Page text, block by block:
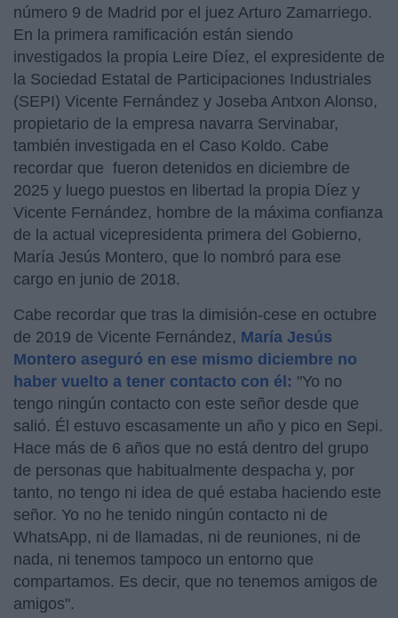
número 9 de Madrid por el juez Arturo Zamarriego.
En la primera ramificación están siendo
investigados la propia Leire Díez, el expresidente de
la Sociedad Estatal de Participaciones Industriales
(SEPI) Vicente Fernández y Joseba Antxon Alonso,
propietario de la empresa navarra Servinabar,
también investigada en el Caso Koldo. Cabe
recordar que fueron detenidos en diciembre de
2025 y luego puestos en libertad la propia Díez y
Vicente Fernández, hombre de la máxima confianza
de la actual vicepresidenta primera del Gobierno,
María Jesús Montero, que lo nombró para ese
cargo en junio de 2018.
Cabe recordar que tras la dimisión-cese en octubre
de 2019 de Vicente Fernández, María Jesús
Montero aseguró en ese mismo diciembre no
haber vuelto a tener contacto con él: "Yo no
tengo ningún contacto con este señor desde que
salió. Él estuvo escasamente un año y pico en Sepi.
Hace más de 6 años que no está dentro del grupo
de personas que habitualmente despacha y, por
tanto, no tengo ni idea de qué estaba haciendo este
señor. Yo no he tenido ningún contacto ni de
WhatsApp, ni de llamadas, ni de reuniones, ni de
nada, ni tenemos tampoco un entorno que
compartamos. Es decir, que no tenemos amigos de
amigos".